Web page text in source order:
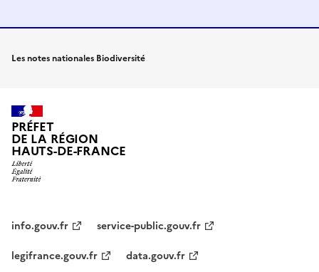
Les notes nationales Biodiversité
PRÉFET
DE LA RÉGION
HAUTS-DE-FRANCE
info.gouv.fr
service-public.gouv.fr
legifrance.gouv.fr
data.gouv.fr